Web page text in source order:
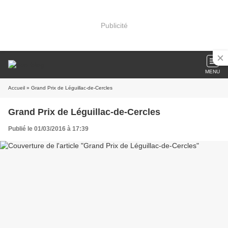
Publicité
MENU
Accueil » Grand Prix de Léguillac-de-Cercles
Grand Prix de Léguillac-de-Cercles
Publié le 01/03/2016 à 17:39